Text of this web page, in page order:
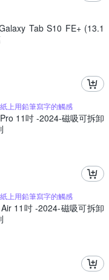
Tab S10 FE+ (13.1
上用鉛筆寫字的觸感
11吋 -2024-磁吸可拆卸
上用鉛筆寫字的觸感
Air 11吋 -2024-磁吸可拆卸